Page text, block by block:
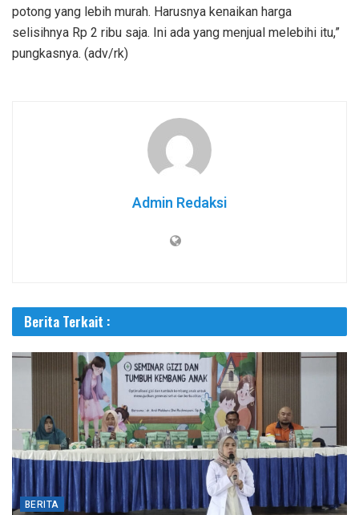
potong yang lebih murah. Harusnya kenaikan harga
selisihnya Rp 2 ribu saja. Ini ada yang menjual melebihi itu,”
pungkasnya. (adv/rk)
Admin Redaksi
Berita Terkait :
BERITA